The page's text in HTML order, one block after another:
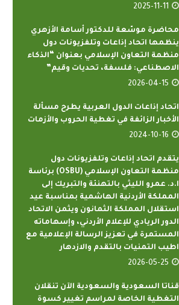
2025-11-11
محاضرة موسّعة للدكتور أسامة الأزهري
ينظمها اتحاد إذاعات وتلفزيونات دول
منظمة التعاون الإسلامي بعنوان “الذكاء
الاصطناعي: فلسفة، تحديات وقيم”
2026-04-15
اتحاد إذاعات الدول العربية يطرح مسألة
الأخبار الزائفة في تغطية الحروب والأزمات
2024-10-16
يتقدم اتحاد إذاعات وتلفزيونات دول
منظمة التعاون الإسلامي (OSBU) برئاسة
ا.د. عمرو الليثي بالتهنئة والتبريك إلى
المملكة الأردنية الهاشمية بمناسبة عيد
استقلال المملكة الثمانون ويثمن الاتحاد
الدور الريادي للإعلام الأردني، وإسهاماته
المستمرة في تعزيز الرسالة الإعلامية مع
اطيب التمنيات بالتقدم والازدهار
2026-05-25
قناتا السعودية والسعودية الآن تنقلان
التغطية الخاصة لمراسم تغيير كسوة